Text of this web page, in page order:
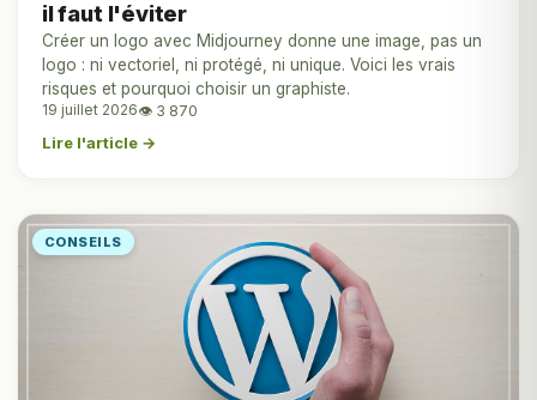
il faut l'éviter
Créer un logo avec Midjourney donne une image, pas un
logo : ni vectoriel, ni protégé, ni unique. Voici les vrais
risques et pourquoi choisir un graphiste.
19 juillet 2026👁 3 870
Lire l'article →
CONSEILS